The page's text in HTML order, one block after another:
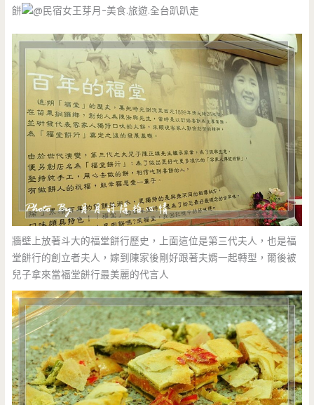
餅
牆壁上放著斗大的福堂餅行歷史，上面這位是第三代夫人，也是福
堂餅行的創立者夫人，嫁到陳家後剛好跟著夫婿一起轉型，爾後被
兒子拿來當福堂餅行最美麗的代言人